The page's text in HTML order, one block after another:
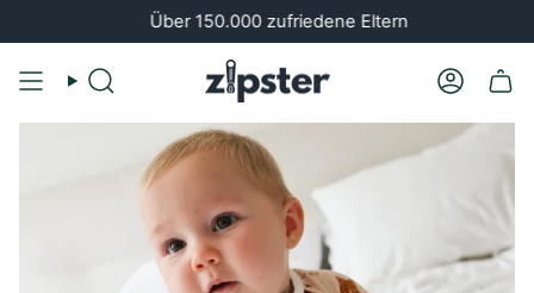
Über 150.000 zufriedene Eltern
Suche Konto